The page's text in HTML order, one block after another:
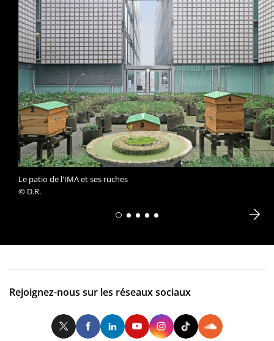
Le patio de l'IMA et ses ruches
© D.R.
Rejoignez-nous sur les réseaux sociaux
TwitterFacebookLinkedInYoutubeInstagram